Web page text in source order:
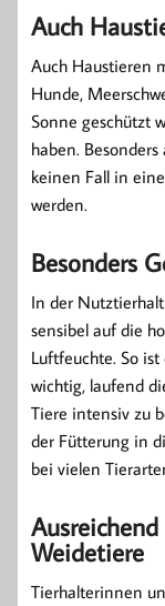
Auch
Auch Haustieren
Hunde,
Sonne geschützt
haben.
keinen Fall in
werden.
Besonders
In der
sensibel auf die
Luftfeuchte. So
wichtig, laufend
Tiere intensiv zu
der Fütterung in
bei vielen
Weidetiere
Tierhalterinnen